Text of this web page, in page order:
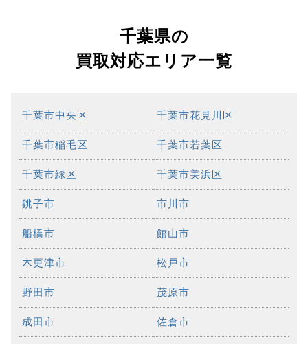
千葉県の
買取対応エリア一覧
千葉市中央区 千葉市花見川区
千葉市稲毛区 千葉市若葉区
千葉市緑区 千葉市美浜区
銚子市 市川市
船橋市 館山市
木更津市 松戸市
野田市 茂原市
成田市 佐倉市